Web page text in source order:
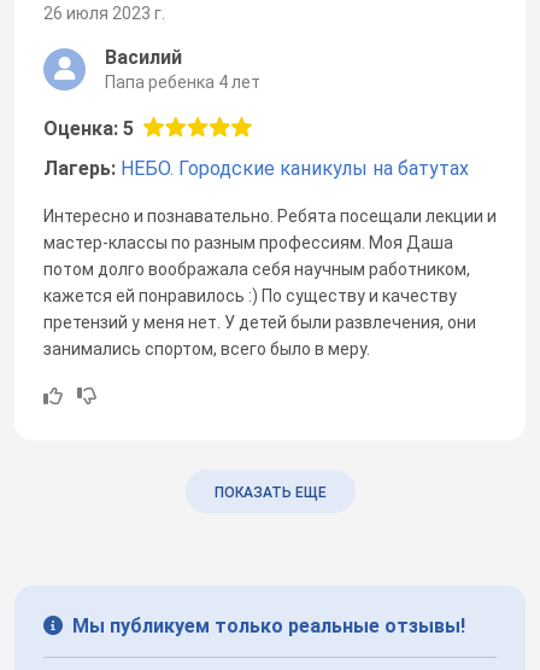
26 июля 2023 г.
Василий
Папа ребенка 4 лет
Оценка: 5
Лагерь: НЕБО. Городские каникулы на батутах
Интересно и познавательно. Ребята посещали лекции и
мастер-классы по разным профессиям. Моя Даша
потом долго воображала себя научным работником,
кажется ей понравилось :) По существу и качеству
претензий у меня нет. У детей были развлечения, они
занимались спортом, всего было в меру.
ПОКАЗАТЬ ЕЩЕ
Мы публикуем только реальные отзывы!